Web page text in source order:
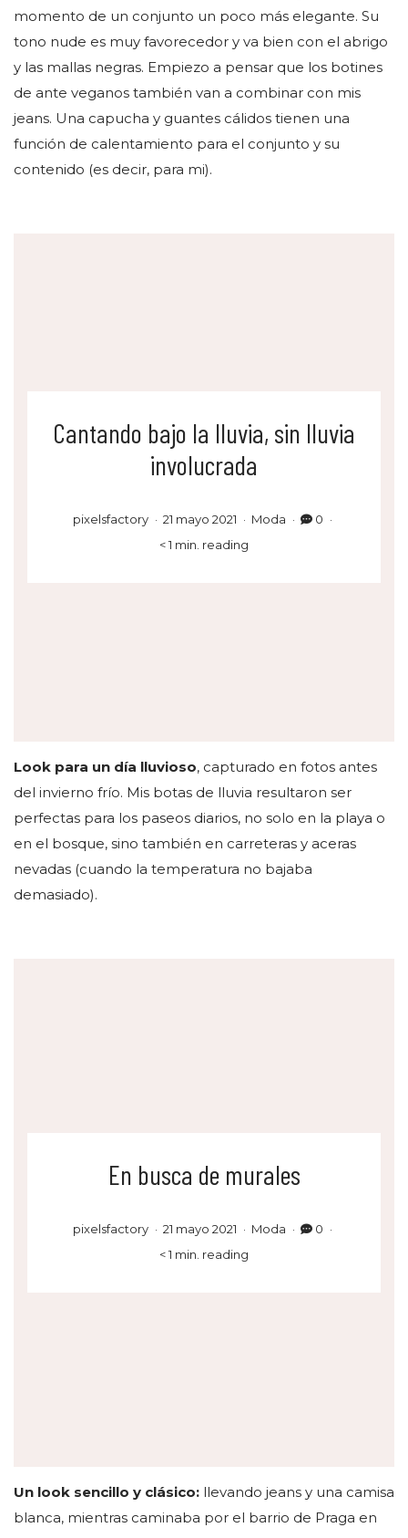
momento de un conjunto un poco más elegante. Su
tono nude es muy favorecedor y va bien con el abrigo
y las mallas negras. Empiezo a pensar que los botines
de ante veganos también van a combinar con mis
jeans. Una capucha y guantes cálidos tienen una
función de calentamiento para el conjunto y su
contenido (es decir, para mi).
Cantando bajo la lluvia, sin lluvia
involucrada
pixelsfactory 21 mayo 2021 Moda
0
< 1 min. reading
Look para un día lluvioso, capturado en fotos antes
del invierno frío. Mis botas de lluvia resultaron ser
perfectas para los paseos diarios, no solo en la playa o
en el bosque, sino también en carreteras y aceras
nevadas (cuando la temperatura no bajaba
demasiado).
En busca de murales
pixelsfactory 21 mayo 2021 Moda
0
< 1 min. reading
Un look sencillo y clásico: llevando jeans y una camisa
blanca, mientras caminaba por el barrio de Praga en